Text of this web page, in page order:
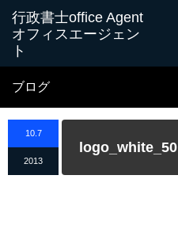
ブログ
10.7
2013
logo_white_50